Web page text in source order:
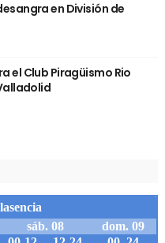
en División de
el Club Piragüismo Rio